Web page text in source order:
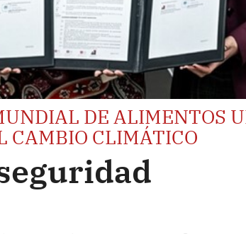
DE ALIMENTOS
CAMBIO CLIMÁTICO